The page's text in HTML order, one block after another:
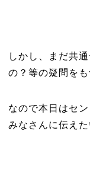
しかし、まだ共
の？等の疑問を
なので本日はセ
みなさんに伝えた